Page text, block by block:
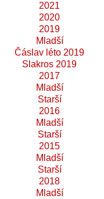
2021
2020
2019
Mladší
Čáslav léto 2019
Slakros 2019
2017
Mladší
Starší
2016
Mladší
Starší
2015
Mladší
Starší
2018
Mladší